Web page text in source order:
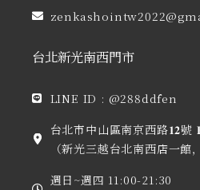
台北新光南西門市
LINE ID : @288ddfen
台北市中山區南京西路𝟏𝟐號
（新光三越台北南西店一館
週日~週四 11:00-21:30